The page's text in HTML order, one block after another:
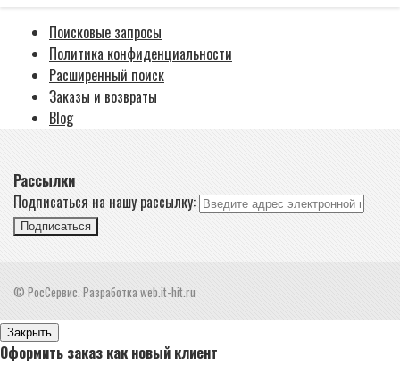
Поисковые запросы
Политика конфиденциальности
Расширенный поиск
Заказы и возвраты
Blog
Рассылки
Подписаться на нашу рассылку:
Подписаться
© РосСервис. Разработка web.it-hit.ru
Закрыть
Оформить заказ как новый клиент